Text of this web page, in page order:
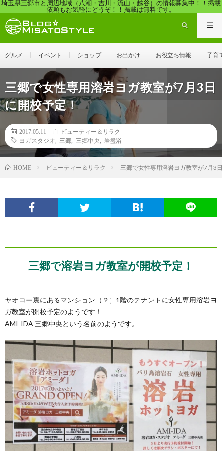
埼玉県三郷市と周辺地域（八潮・吉川・流山・越谷）の情報募集中！！掲載
依頼もお気軽にどうぞ！！掲載は無料です。
グルメ イベント ショップ お出かけ お役立ち情報 子育
三郷で女性専用溶岩ヨガ教室が7月3日
に開校予定！
2017.05.11
ビューティー＆リラク
ヨガスタジオ
三郷 三郷中央 岩盤浴
HOME ビューティー＆リラク 三郷で女性専用溶岩ヨガ教室が7月3
三郷で溶岩ヨガ教室が開校予定！
ヤオコー裏にあるマンション（？）1階のテナントに女性専用溶岩ヨ
ガ教室が開校予定のようです！
AMI-IDA 三郷中央という名前のようです。